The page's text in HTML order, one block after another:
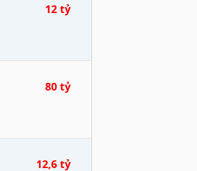
12 tỷ
80 tỷ
12,6 tỷ